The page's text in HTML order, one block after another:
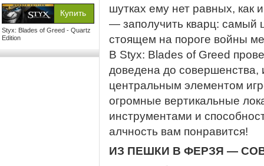
Styx: Blades of Greed - Quartz
Edition
шутках ему нет равных, как
— заполучить кварц: самый
стоящем на пороге войны
В Styx: Blades of Greed
доведена до совершенства,
центральным элементом
огромные вертикальные
инструментами и
алчность вам понравится!
ИЗ ПЕШКИ В ФЕРЗЯ —